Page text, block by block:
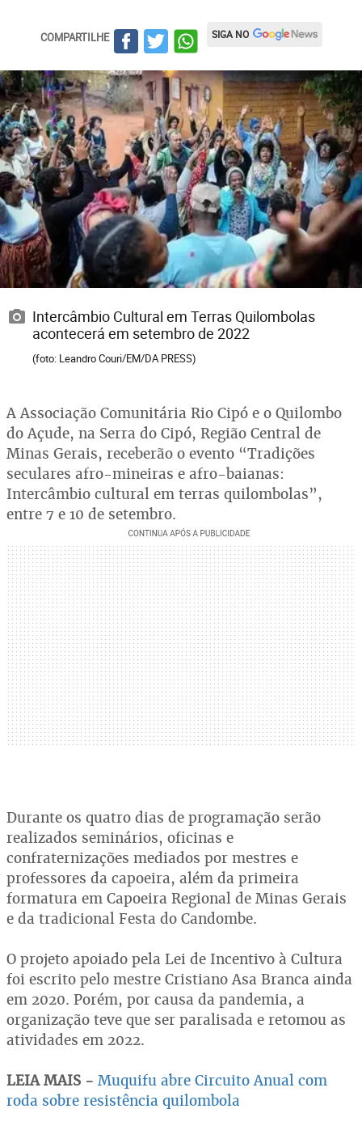
COMPARTILHE SIGA NO
Intercâmbio Cultural em Terras Quilombolas
acontecerá em setembro de 2022
(foto: Leandro Couri/EM/DA PRESS)
A Associação Comunitária Rio Cipó e o Quilombo
do Açude, na Serra do Cipó, Região Central de
Minas Gerais, receberão o evento “Tradições
seculares afro-mineiras e afro-baianas:
Intercâmbio cultural em terras quilombolas”,
entre 7 e 10 de setembro.
Durante os quatro dias de programação serão
realizados seminários, oficinas e
confraternizações mediados por mestres e
professores da capoeira, além da primeira
formatura em Capoeira Regional de Minas Gerais
e da tradicional Festa do Candombe.
O projeto apoiado pela Lei de Incentivo à Cultura
foi escrito pelo mestre Cristiano Asa Branca ainda
em 2020. Porém, por causa da pandemia, a
organização teve que ser paralisada e retomou as
atividades em 2022.
LEIA MAIS - Muquifu abre Circuito Anual com
roda sobre resistência quilombola